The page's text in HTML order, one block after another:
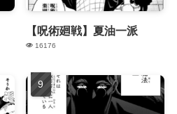
【呪術廻戦】夏油一派
16176